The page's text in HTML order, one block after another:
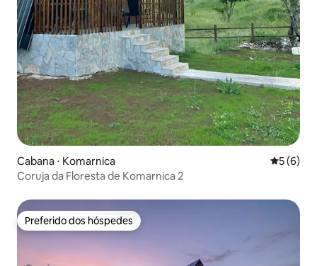
Cabana ⋅ Komarnica 5 de
5 (6)
Coruja da Floresta de Komarnica 2
Preferido dos hóspedes
Preferido dos hóspedes